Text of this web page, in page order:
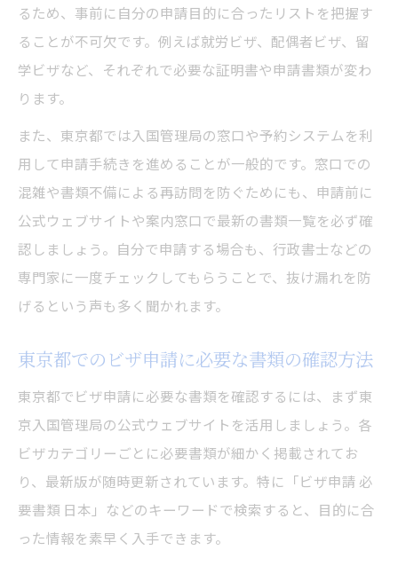
るため、事前に自分の申請目的に合ったリストを把握す
ることが不可欠です。例えば就労ビザ、配偶者ビザ、留
学ビザなど、それぞれで必要な証明書や申請書類が変わ
ります。
また、東京都では入国管理局の窓口や予約システムを利
用して申請手続きを進めることが一般的です。窓口での
混雑や書類不備による再訪問を防ぐためにも、申請前に
公式ウェブサイトや案内窓口で最新の書類一覧を必ず確
認しましょう。自分で申請する場合も、行政書士などの
専門家に一度チェックしてもらうことで、抜け漏れを防
げるという声も多く聞かれます。
東京都でのビザ申請に必要な書類の確認方法
東京都でビザ申請に必要な書類を確認するには、まず東
京入国管理局の公式ウェブサイトを活用しましょう。各
ビザカテゴリーごとに必要書類が細かく掲載されてお
り、最新版が随時更新されています。特に「ビザ申請 必
要書類 日本」などのキーワードで検索すると、目的に合
った情報を素早く入手できます。